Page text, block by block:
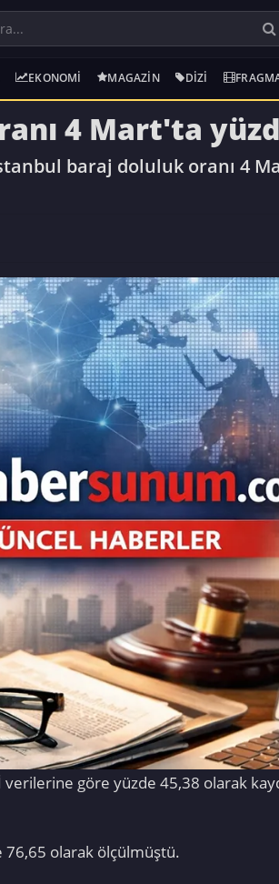
EKONOMI MAGAZIN DIZI
4 Mart'ta
baraj doluluk oranı 4
göre yüzde 45,38 olarak
76,65 olarak ölçülmüştü.